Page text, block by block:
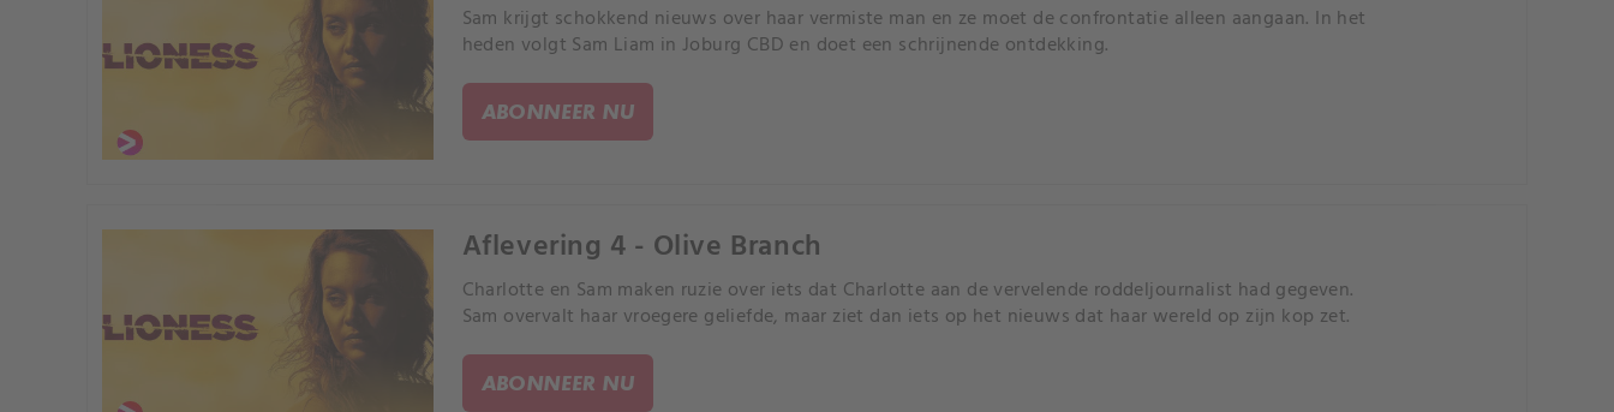
Sam krijgt schokkend nieuws over haar vermiste man en ze moet de confrontatie alleen aangaan. In het
heden volgt Sam Liam in Joburg CBD en doet een schrijnende ontdekking.
ABONNEER NU
Aflevering 4 - Olive Branch
Charlotte en Sam maken ruzie over iets dat Charlotte aan de vervelende roddeljournalist had gegeven.
Sam overvalt haar vroegere geliefde, maar ziet dan iets op het nieuws dat haar wereld op zijn kop zet.
ABONNEER NU